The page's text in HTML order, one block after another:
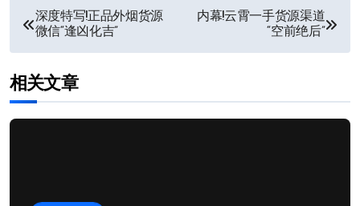
文
章
导
航
深度特写!正品外烟货源
微信“逢凶化吉”
内幕!云霄一手货源渠道
“空前绝后”
相关文章